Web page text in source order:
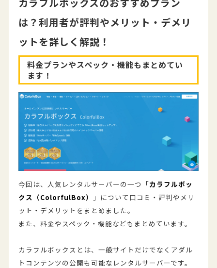
は？利用者が評判やメリット・デメリ
ットを詳しく解説！
料金プランやスペック・機能もまとめてい
ます！
今回は、人気レンタルサーバーの一つ「カラフルボッ
クス（ColorfulBox）
」について口コミ・評判やメリ
ット・デメリットをまとめました。
また、料金やスペック・機能などもまとめています。
カラフルボックスとは、一般サイトだけでなくアダル
トコンテンツの公開も可能なレンタルサーバーです。